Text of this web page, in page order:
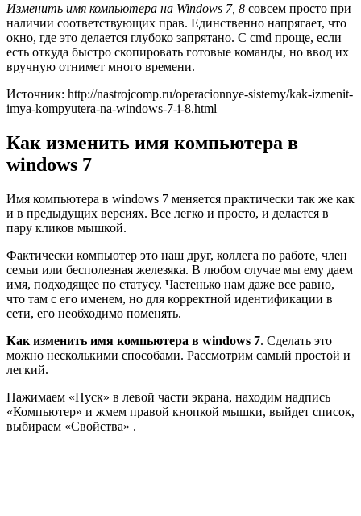
Изменить имя компьютера на Windows 7, 8 совсем просто при
наличии соответствующих прав. Единственно напрягает, что
окно, где это делается глубоко запрятано. С cmd проще, если
есть откуда быстро скопировать готовые команды, но ввод их
вручную отнимет много времени.
Источник: http://nastrojcomp.ru/operacionnye-sistemy/kak-izmenit-
imya-kompyutera-na-windows-7-i-8.html
Как изменить имя компьютера в
windows 7
Имя компьютера в windows 7 меняется практически так же как
и в предыдущих версиях. Все легко и просто, и делается в
пару кликов мышкой.
Фактически компьютер это наш друг, коллега по работе, член
семьи или бесполезная железяка. В любом случае мы ему даем
имя, подходящее по статусу. Частенько нам даже все равно,
что там с его именем, но для корректной идентификации в
сети, его необходимо поменять.
Как изменить имя компьютера в windows 7. Сделать это
можно несколькими способами. Рассмотрим самый простой и
легкий.
Нажимаем «Пуск» в левой части экрана, находим надпись
«Компьютер» и жмем правой кнопкой мышки, выйдет список,
выбираем «Свойства» .